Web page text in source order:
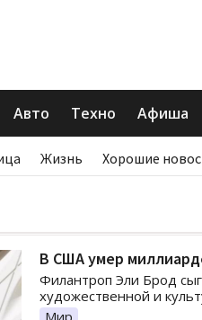
Авто Техно Афиша
Жизнь Хорошие
В США умер
Филантроп Эли Брод
художественной и
Мир